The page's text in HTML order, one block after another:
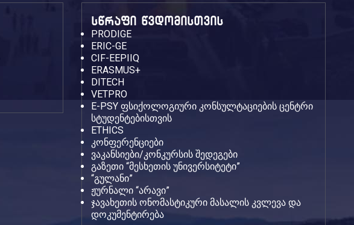
სწრაფი წვდომისთვის
PRODIGE
ERIC-GE
CIF-EEPIIQ
ERASMUS+
DITECH
VETPRO
E-PSY ფსიქოლოგიური კონსულტაციების ცენტრი
სტუდენტებისთვის
ETHICS
კონფერენციები
ვაკანსიები/კონკურსის შედეგები
გაზეთი “მესხეთის უნივერსიტეტი”
“გულანი”
ჟურნალი “არავი”
ჯავახეთის ონომასტიკური მასალის კვლევა და
დოკუმენტირება